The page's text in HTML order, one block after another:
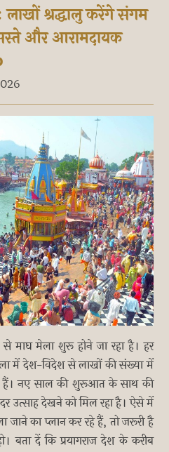
श्रद्धालु करेंगे संगम
और आरामदायक
माघ मेला शुरू होने जा रहा है। हर
में देश-विदेश से लाखों की संख्या में
हैं। नए साल की शुरूआत के साथ की
उत्साह देखने को मिल रहा है। ऐसे में
का प्लान कर रहे हैं, तो जरूरी है
बता दें कि प्रयागराज देश के करीब